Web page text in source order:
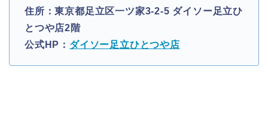
住所：東京都足立区一ツ家3-2-5 ダイソー足立ひ
とつや店2階
公式HP： ダイソー足立ひとつや店